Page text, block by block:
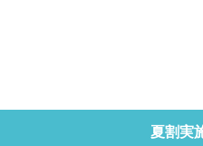
夏割実